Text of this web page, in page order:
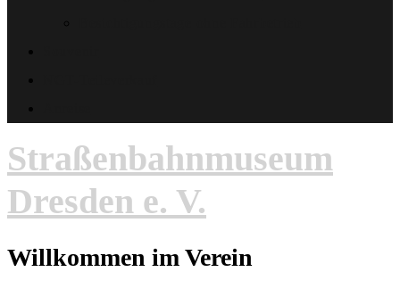
Straßenbahnmuseum
Dresden e. V.
Willkommen im Verein